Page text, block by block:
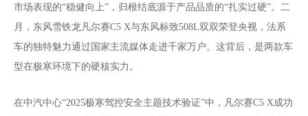
市场表现的“稳健向上”，归根结底源于产品品质的“扎实过硬”。二
月，东风雪铁龙凡尔赛C5 X与东风标致508L双双荣登央视，法系
车的独特魅力通过国家主流媒体走进千家万户。这背后，是两款车
型在极寒环境下的硬核实力。
在中汽中心“2025极寒驾控安全主题技术验证”中，凡尔赛C5 X成功